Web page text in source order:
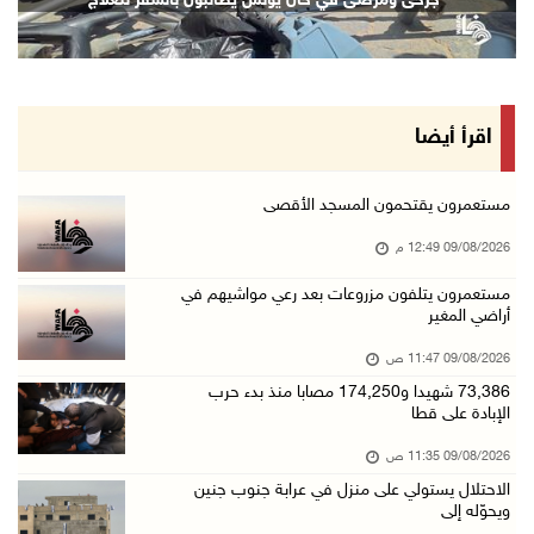
09/آب/2026 11:47 ص
73,386 شهيدا و174,250 مصابا منذ بدء حرب الإبا ...
"فتح" تنعي القائد الوطنيّ السفير دياب اللوح
الرئيس ينعى سفير فلسطين لدى مصر القائد الوطني ...
09/آب/2026 10:43 ص
09/آب/2026 10:42 ص
الاحتلال يستولي على منزل في عرابة جنوب جنين و ...
09/آب/2026 10:32 ص
09/آب/2026 10:20 ص
"التعليم العالي" تختتم تدريبا حول إعداد المبا ...
اقرأ أيضا
مستعمرون يقتحمون المسجد الأقصى
09/08/2026 12:49 م
مستعمرون يتلفون مزروعات بعد رعي مواشيهم في
أراضي المغير
09/08/2026 11:47 ص
73,386 شهيدا و174,250 مصابا منذ بدء حرب
الإبادة على قطا
09/08/2026 11:35 ص
الاحتلال يستولي على منزل في عرابة جنوب جنين
ويحوّله إلى